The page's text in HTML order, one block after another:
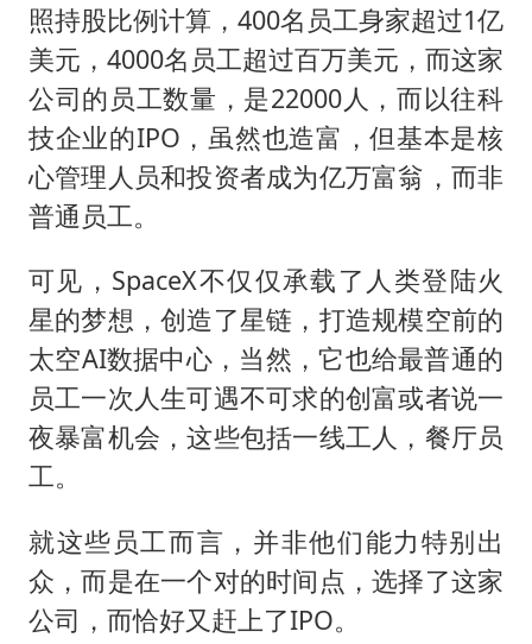
对话重庆地铁吐血女孩
奋进开新局 实干挑大梁
照持股比例计算，400名员工身家超过1亿
美元，4000名员工超过百万美元，而这家
公司的员工数量，是22000人，而以往科
技企业的IPO，虽然也造富，但基本是核
心管理人员和投资者成为亿万富翁，而非
普通员工。
可见，SpaceX不仅仅承载了人类登陆火
星的梦想，创造了星链，打造规模空前的
太空AI数据中心，当然，它也给最普通的
员工一次人生可遇不可求的创富或者说一
夜暴富机会，这些包括一线工人，餐厅员
工。
就这些员工而言，并非他们能力特别出
众，而是在一个对的时间点，选择了这家
公司，而恰好又赶上了IPO。